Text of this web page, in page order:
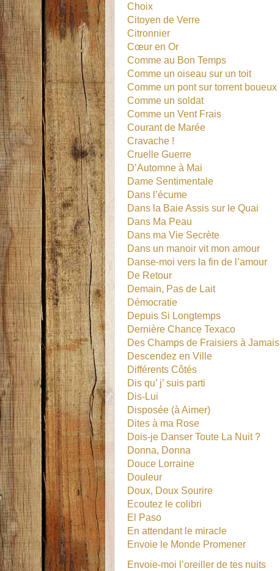
Choix
Citoyen de Verre
Citronnier
Cœur en Or
Comme au Bon Temps
Comme un oiseau sur un toit
Comme un pont sur torrent boueux
Comme un soldat
Comme un Vent Frais
Courant de Marée
Cravache !
Cruelle Guerre
D’Automne à Mai
Dame Sentimentale
Dans l’écume
Dans la Baie Assis sur le Quai
Dans Ma Peau
Dans ma Vie Secrète
Dans un manoir vit mon amour
Danse-moi vers la fin de l’amour
De Retour
Demain, Pas de Lait
Démocratie
Depuis Si Longtemps
Dernière Chance Texaco
Des Champs de Fraisiers à Jamais
Descendez en Ville
Différents Côtés
Dis qu’ j’ suis parti
Dis-Lui
Disposée (à Aimer)
Dites à ma Rose
Dois-je Danser Toute La Nuit ?
Donna, Donna
Douce Lorraine
Douleur
Doux, Doux Sourire
Ecoutez le colibri
El Paso
En attendant le miracle
Envoie le Monde Promener
Envoie-moi l’oreiller de tes nuits